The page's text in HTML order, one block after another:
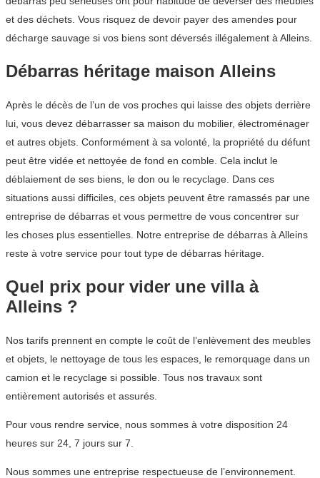
et des déchets. Vous risquez de devoir payer des amendes pour
décharge sauvage si vos biens sont déversés illégalement à Alleins.
Débarras héritage maison Alleins
Après le décès de l’un de vos proches qui laisse des objets derrière
lui, vous devez débarrasser sa maison du mobilier, électroménager
et autres objets. Conformément à sa volonté, la propriété du défunt
peut être vidée et nettoyée de fond en comble. Cela inclut le
déblaiement de ses biens, le don ou le recyclage. Dans ces
situations aussi difficiles, ces objets peuvent être ramassés par une
entreprise de débarras et vous permettre de vous concentrer sur
les choses plus essentielles. Notre entreprise de débarras à Alleins
reste à votre service pour tout type de débarras héritage.
Quel prix pour vider une villa à
Alleins ?
Nos tarifs prennent en compte le coût de l’enlèvement des meubles
et objets, le nettoyage de tous les espaces, le remorquage dans un
camion et le recyclage si possible. Tous nos travaux sont
entièrement autorisés et assurés.
Pour vous rendre service, nous sommes à votre disposition 24
heures sur 24, 7 jours sur 7.
Nous sommes une entreprise respectueuse de l’environnement.